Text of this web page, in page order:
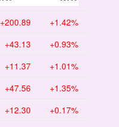
+200.89 +1.42%
+43.13 +0.93%
+11.37 +1.01%
+47.56 +1.35%
+12.30 +0.17%